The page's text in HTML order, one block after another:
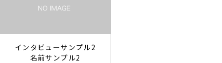
インタビューサンプル2
名前サンプル2